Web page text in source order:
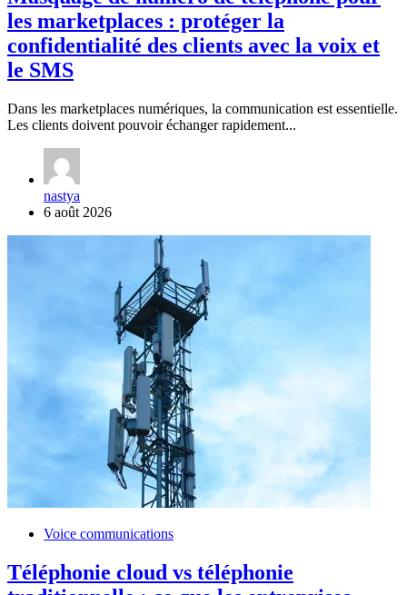
les marketplaces : protéger la
confidentialité des clients avec la voix et
le SMS
Dans les marketplaces numériques, la communication est essentielle.
Les clients doivent pouvoir échanger rapidement...
nastya
6 août 2026
Voice communications
Téléphonie cloud vs téléphonie